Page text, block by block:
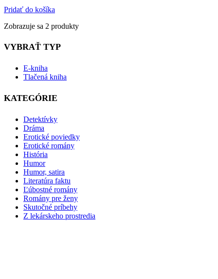
Pridať do košíka
Zobrazuje sa 2 produkty
VYBRAŤ TYP
E-kniha
Tlačená kniha
KATEGÓRIE
Detektívky
Dráma
Erotické poviedky
Erotické romány
História
Humor
Humor, satira
Literatúra faktu
Ľúbostné romány
Romány pre ženy
Skutočné príbehy
Z lekárskeho prostredia